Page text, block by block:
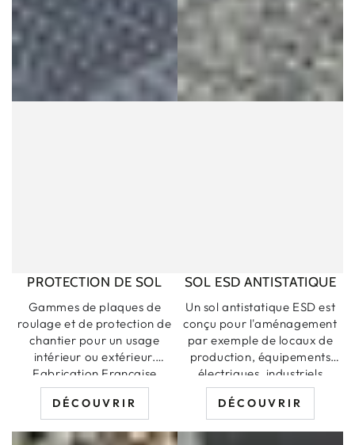
PROTECTION DE SOL
Gammes de plaques de
roulage et de protection de
chantier pour un usage
intérieur ou extérieur.
Fabrication Française
DÉCOUVRIR
SOL ESD ANTISTATIQUE
Un sol antistatique ESD est
conçu pour l'aménagement
par exemple de locaux de
production, équipements
électriques, industriels
électronique, entreprise
informatique, télécoms, etc.
DÉCOUVRIR